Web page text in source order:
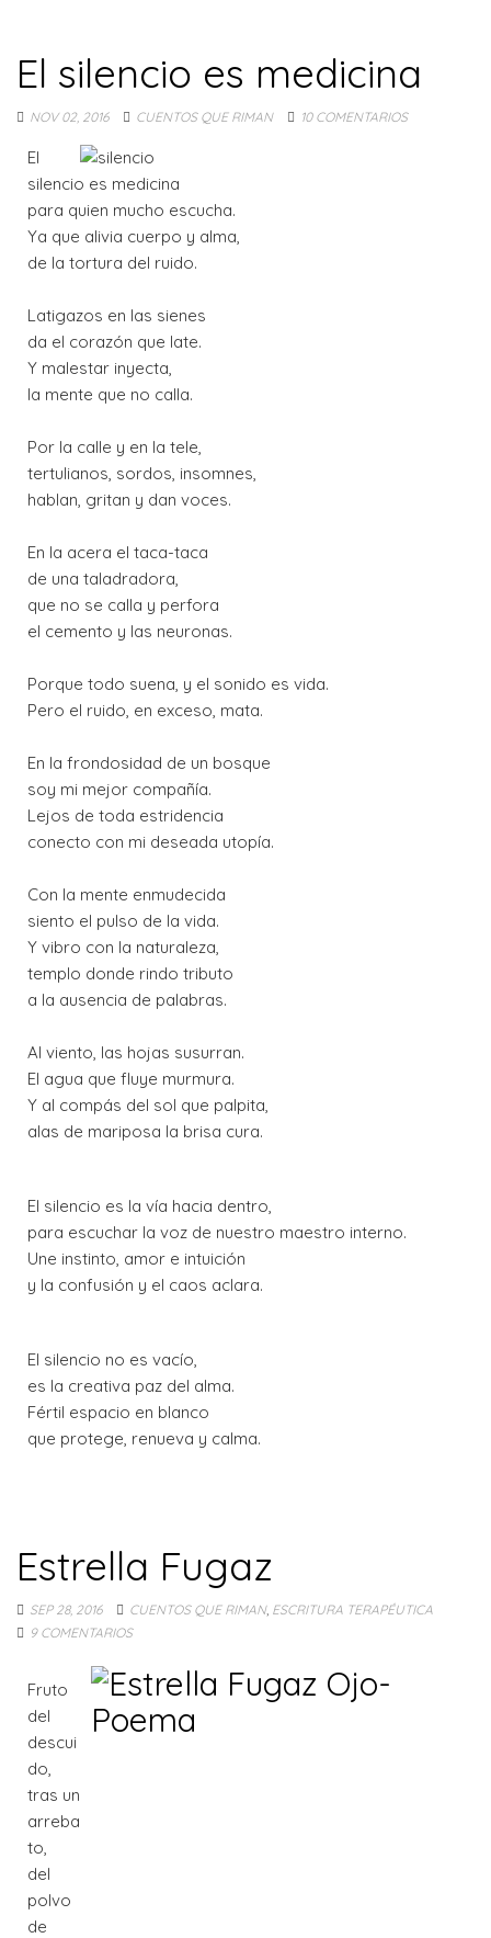
El silencio es medicina
NOV 02, 2016 CUENTOS QUE RIMAN 10 COMENTARIOS
El
silencio es medicina
para quien mucho escucha.
Ya que alivia cuerpo y alma,
de la tortura del ruido.
Latigazos en las sienes
da el corazón que late.
Y malestar inyecta,
la mente que no calla.
Por la calle y en la tele,
tertulianos, sordos, insomnes,
hablan, gritan y dan voces.
En la acera el taca-taca
de una taladradora,
que no se calla y perfora
el cemento y las neuronas.
Porque todo suena, y el sonido es vida.
Pero el ruido, en exceso, mata.
En la frondosidad de un bosque
soy mi mejor compañía.
Lejos de toda estridencia
conecto con mi deseada utopía.
Con la mente enmudecida
siento el pulso de la vida.
Y vibro con la naturaleza,
templo donde rindo tributo
a la ausencia de palabras.
Al viento, las hojas susurran.
El agua que fluye murmura.
Y al compás del sol que palpita,
alas de mariposa la brisa cura.
El silencio es la vía hacia dentro,
para escuchar la voz de nuestro maestro interno.
Une instinto, amor e intuición
y la confusión y el caos aclara.
El silencio no es vacío,
es la creativa paz del alma.
Fértil espacio en blanco
que protege, renueva y calma.
Estrella Fugaz
SEP 28, 2016 CUENTOS QUE RIMAN, ESCRITURA TERAPÉUTICA
9 COMENTARIOS
Fruto
del
descui
do,
tras un
arreba
to,
del
polvo
de